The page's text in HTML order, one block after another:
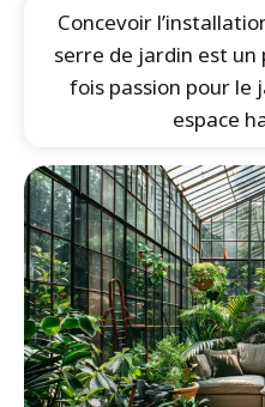
Concevoir
serre de jardin est
fois passion pour le
espace